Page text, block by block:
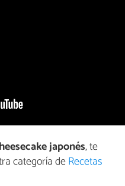
japonés, te
categoría deRecetas